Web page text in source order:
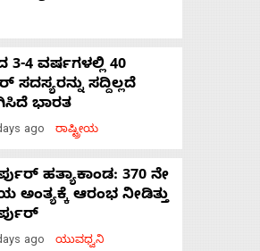
3-4 ವರ್ಷಗಳಲ್ಲಿ 40
ಸದಸ್ಯರನ್ನು ಸದ್ದಿಲ್ಲದೆ
ಭಾರತ
ago ರಾಷ್ಟ್ರೀಯ
ಹತ್ಯಾಕಾಂಡ: 370 ನೇ
ಅಂತ್ಯಕ್ಕೆ ಆರಂಭ ನೀಡಿತ್ತು
ago ಯುವಧ್ವನಿ